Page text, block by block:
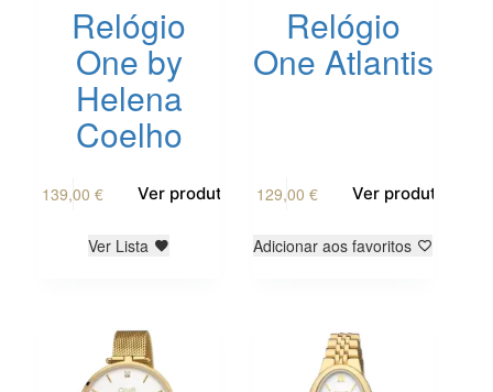
Relógio
One by
Helena
Coelho
139,00€ Ver produto
Ver Lista
Relógio
One Atlantis
129,00 € Ver produto
Adicionar aos favoritos